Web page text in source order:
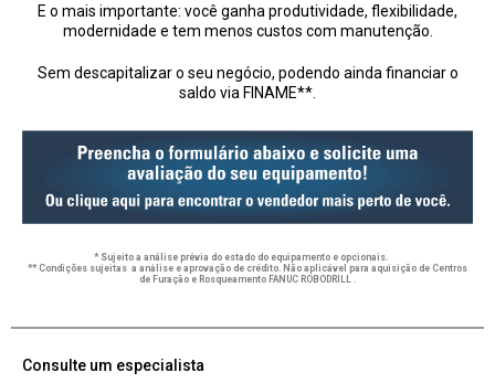
E o mais importante: você ganha produtividade, flexibilidade,
modernidade e tem menos custos com manutenção.
Sem descapitalizar o seu negócio, podendo ainda financiar o
saldo via FINAME**.
* Sujeito a análise prévia do estado do equipamento e opcionais.
** Condições sujeitas a análise e aprovação de crédito. Não aplicável para aquisição de Centros
de Furação e Rosqueamento FANUC ROBODRILL .
Consulte um especialista